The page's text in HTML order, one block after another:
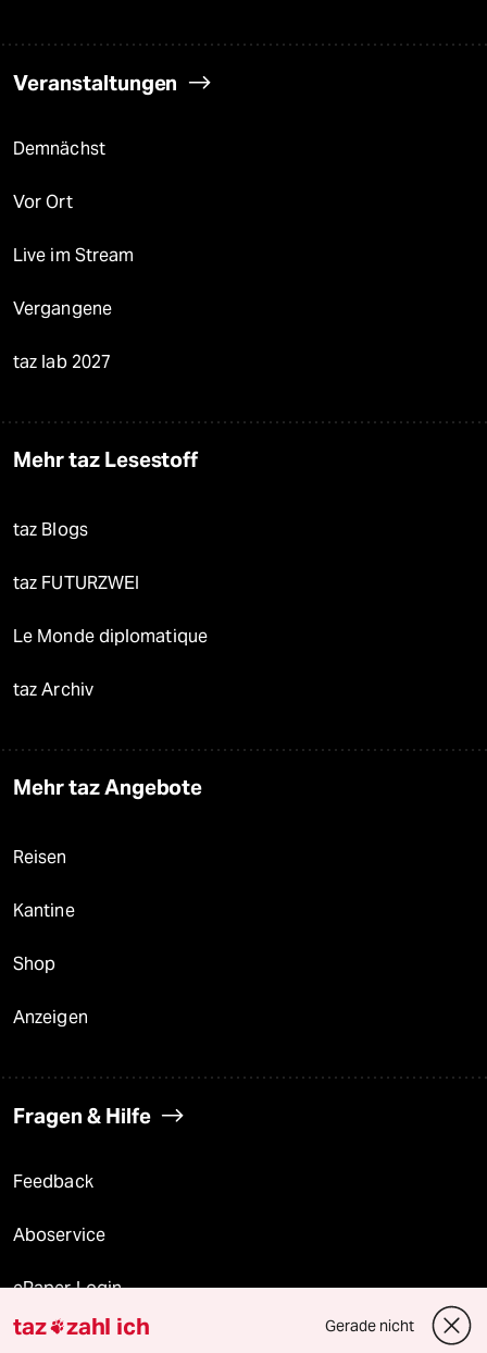
Veranstaltungen
Demnächst
Vor Ort
Live im Stream
Vergangene
taz lab 2027
Mehr taz Lesestoff
taz Blogs
taz FUTURZWEI
Le Monde diplomatique
taz Archiv
Mehr taz Angebote
Reisen
Kantine
Shop
Anzeigen
Fragen & Hilfe
Feedback
Aboservice
ePaper Login
Downloads für Abonnierende
taz zahl ich Gerade nicht